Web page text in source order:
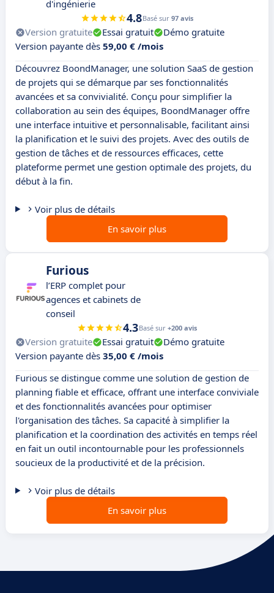
d'ingénierie
4.8Basé sur 97 avis
Version gratuite Essai gratuit
Démo gratuite
Version payante dès 59,00 € /mois
Découvrez BoondManager, une solution SaaS de gestion
de projets qui se démarque par ses fonctionnalités
avancées et sa convivialité. Conçu pour simplifier la
collaboration au sein des équipes, BoondManager offre
une interface intuitive et personnalisable, facilitant ainsi
la planification et le suivi des projets. Avec des outils de
gestion de tâches et de ressources efficaces, cette
plateforme permet une gestion optimale des projets, du
début à la fin.
Voir plus de détails
En savoir plus
Furious
l’ERP complet pour
agences et cabinets de
conseil
4.3Basé sur +200 avis
Version gratuite Essai gratuit
Démo gratuite
Version payante dès 35,00 € /mois
Furious se distingue comme une solution de gestion de
planning fiable et efficace, offrant une interface conviviale
et des fonctionnalités avancées pour optimiser
l'organisation des tâches. Sa capacité à simplifier la
planification et la coordination des activités en temps réel
en fait un outil incontournable pour les professionnels
soucieux de la productivité et de la précision.
Voir plus de détails
En savoir plus